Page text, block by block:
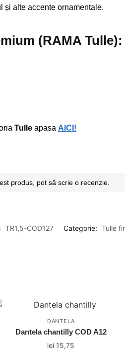
și alte accente ornamentale.
(RAMA Tulle):
Tulle apasa AICI!
produs, pot să scrie o recenzie.
TR1,5-COD127 Categorie: Tulle
DANTELA
Dantela chantilly COD A12
lei 15,75